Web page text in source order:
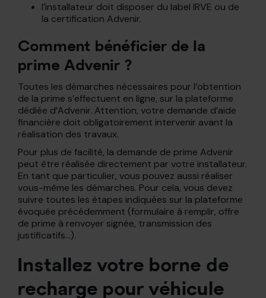
l’installateur doit disposer du label IRVE ou de
la certification Advenir.
Comment bénéficier de la
prime Advenir ?
Toutes les démarches nécessaires pour l’obtention
de la prime s’effectuent en ligne, sur la plateforme
dédiée d’Advenir. Attention, votre demande d’aide
financière doit obligatoirement intervenir avant la
réalisation des travaux.
Pour plus de facilité, la demande de prime Advenir
peut être réalisée directement par votre installateur.
En tant que particulier, vous pouvez aussi réaliser
vous-même les démarches. Pour cela, vous devez
suivre toutes les étapes indiquées sur la plateforme
évoquée précédemment (formulaire à remplir, offre
de prime à renvoyer signée, transmission des
justificatifs…).
Installez votre borne de
recharge pour véhicule